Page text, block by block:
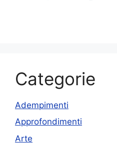
Categorie
Adempimenti
Approfondimenti
Arte